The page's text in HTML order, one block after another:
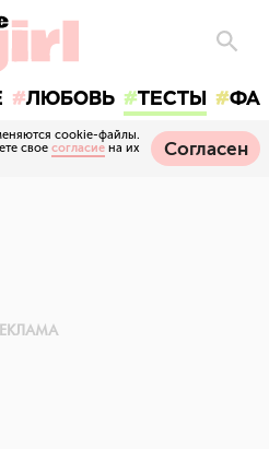
ЛЮБОВЬ ТЕСТЫ
cookie-файлы.
свое согласие на их
Согласен